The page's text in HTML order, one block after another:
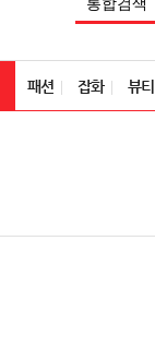
패션 잡화 뷰티